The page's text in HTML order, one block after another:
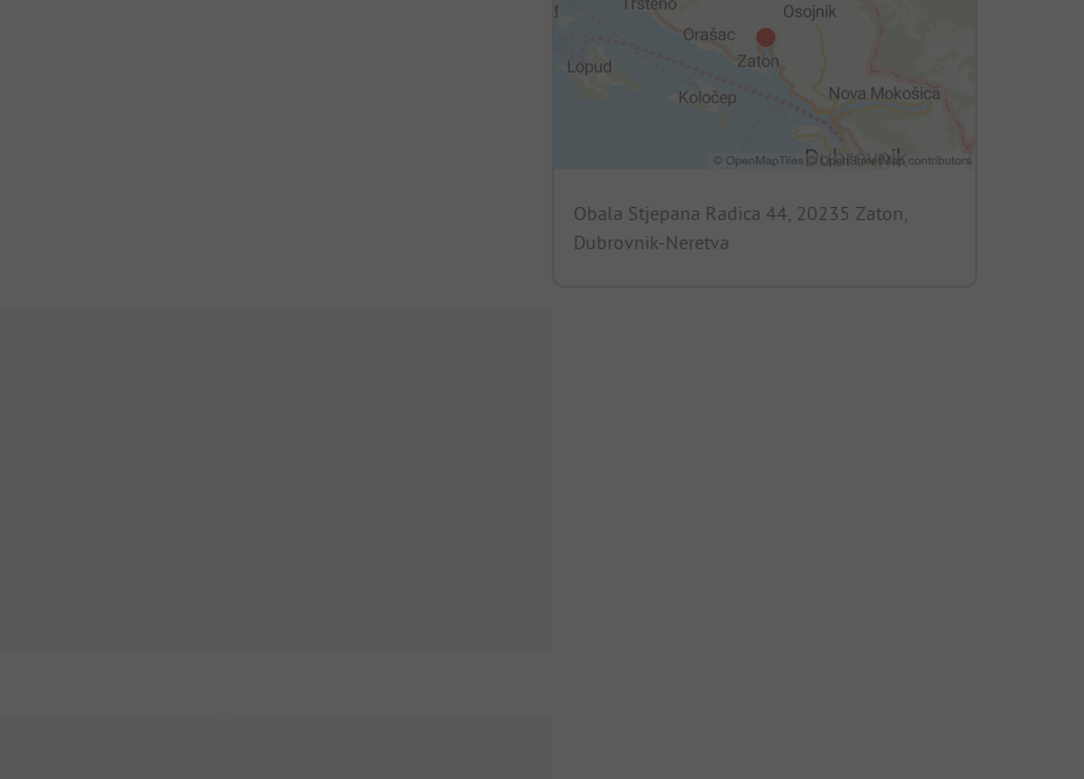
Obala Stjepana Radica 44, 20235 Zaton,
Dubrovnik-Neretva